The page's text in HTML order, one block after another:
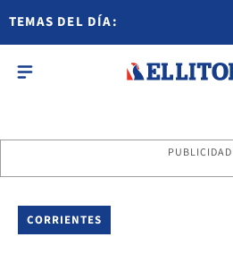
TEMAS DEL DÍA:
PUBLICIDAD
CORRIENTES